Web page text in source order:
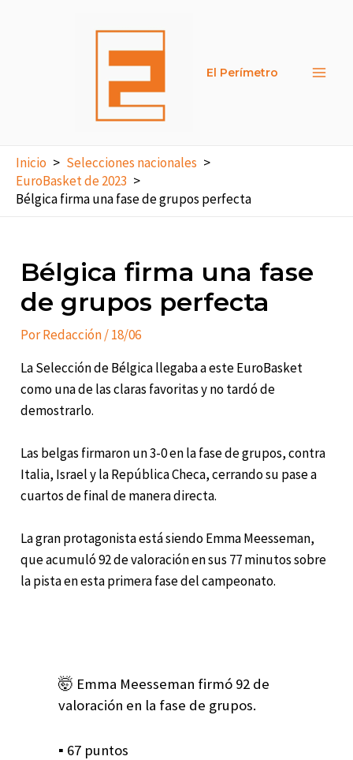
El Perímetro
Inicio
Selecciones nacionales
EuroBasket de 2023
Bélgica firma una fase de grupos perfecta
Bélgica firma una fase
de grupos perfecta
PorRedacción/18/06
La Selección de Bélgica llegaba a este EuroBasket
como una de las claras favoritas y no tardó de
demostrarlo.
Las belgas firmaron un 3-0 en la fase de grupos, contra
Italia, Israel y la República Checa, cerrando su pase a
cuartos de final de manera directa.
La gran protagonista está siendo Emma Meesseman,
que acumuló 92 de valoración en sus 77 minutos sobre
la pista en esta primera fase del campeonato.
🤯 Emma Meesseman firmó 92 de
valoración en la fase de grupos.
▪️ 67 puntos